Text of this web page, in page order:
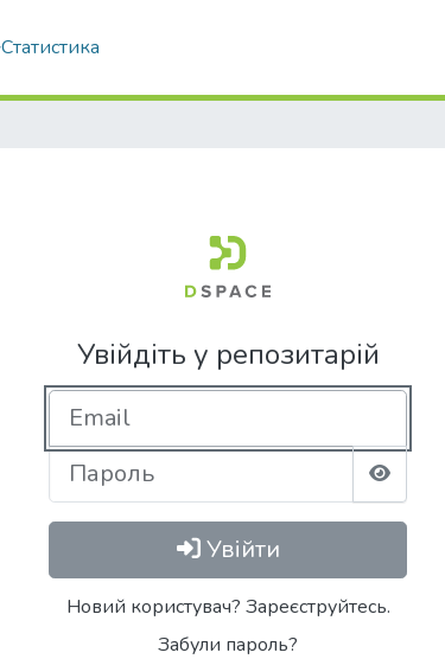
Статистика
Увійдіть у репозитарій
Увійти
Новий користувач? Зареєструйтесь.
Забули пароль?